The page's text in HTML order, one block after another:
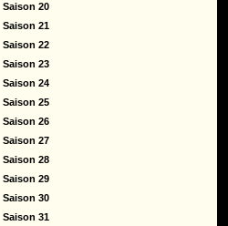
Saison 20
Saison 21
Saison 22
Saison 23
Saison 24
Saison 25
Saison 26
Saison 27
Saison 28
Saison 29
Saison 30
Saison 31